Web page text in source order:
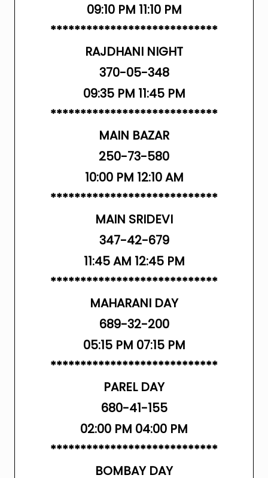
09:10 PM 11:10 PM
****************************
RAJDHANI NIGHT
370-05-348
09:35 PM 11:45 PM
****************************
MAIN BAZAR
250-73-580
10:00 PM 12:10 AM
****************************
MAIN SRIDEVI
347-42-679
11:45 AM 12:45 PM
****************************
MAHARANI DAY
689-32-200
05:15 PM 07:15 PM
****************************
PAREL DAY
680-41-155
02:00 PM 04:00 PM
****************************
BOMBAY DAY